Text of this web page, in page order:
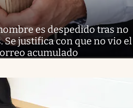
es despedido tras no
Se justifica con que no vio el
acumulado